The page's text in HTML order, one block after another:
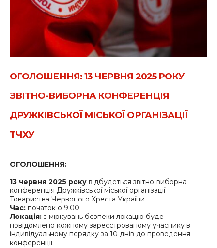
ОГОЛОШЕННЯ: 13 ЧЕРВНЯ 2025 РОКУ
ЗВІТНО-ВИБОРНА КОНФЕРЕНЦІЯ
ДРУЖКІВСЬКОЇ МІСЬКОЇ ОРГАНІЗАЦІЇ
ТЧХУ
ОГОЛОШЕННЯ:
13 червня 2025 року відбудеться звітно-виборна
конференція Дружківської міської організації
Товариства Червоного Хреста України.
Час: початок о 9:00.
Локація: з міркувань безпеки локацію буде
повідомлено кожному зареєстрованому учаснику в
індивідуальному порядку за 10 днів до проведення
конференції.